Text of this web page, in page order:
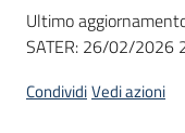
Supporto
Ultimo
SATER: 26/02/2026
CondividiVedi azioni